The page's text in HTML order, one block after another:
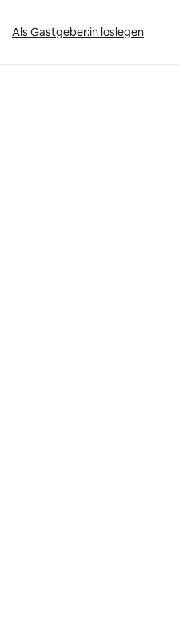
Als Gastgeber:in loslegen